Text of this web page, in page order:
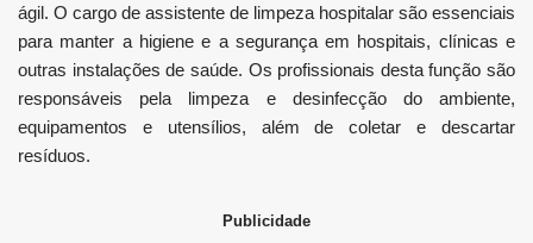
ágil. O cargo de assistente de limpeza hospitalar são essenciais
para manter a higiene e a segurança em hospitais, clínicas e
outras instalações de saúde. Os profissionais desta função são
responsáveis ​​pela limpeza e desinfecção do ambiente,
equipamentos e utensílios, além de coletar e descartar
resíduos.
Publicidade